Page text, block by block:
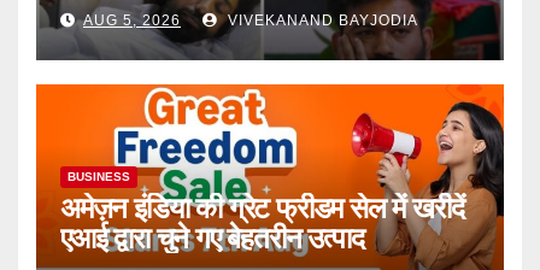
AUG 5, 2026 VIVEKANAND BAYJODIA
BUSINESS
अमेज़न इंडिया की ग्रेट फ्रीडम सेल में खरीदें
एआई द्वारा चुने गए बेहतरीन उत्पाद